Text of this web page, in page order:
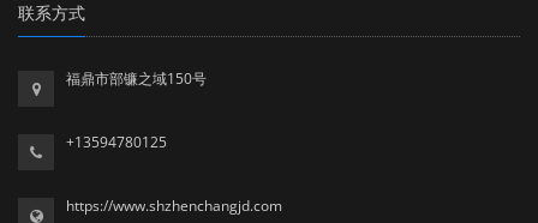
联系方式
福鼎市部镰之域150号
+13594780125
https://www.shzhenchangjd.com